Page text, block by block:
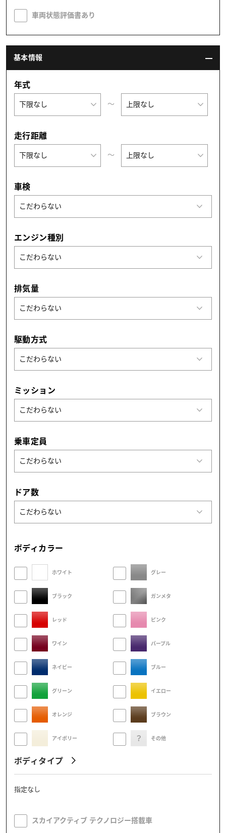
車両状態評価書あり
基本情報
年式
〜
走行距離
〜
車検
エンジン種別
排気量
駆動方式
ミッション
乗車定員
ドア数
ボディカラー
ホワイト グレー
ブラック ガンメタ
レッド ピンク
ワイン パープル
ネイビー ブルー
グリーン イエロー
オレンジ ブラウン
アイボリー その他
ボディタイプ
指定なし
スカイアクティブ テクノロジー搭載車